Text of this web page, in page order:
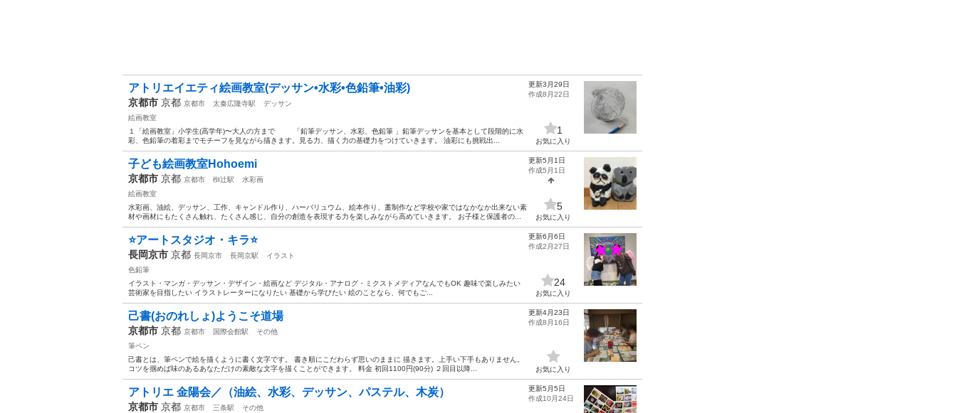
アトリエイエティ絵画教室(デッサン•水彩•色鉛筆•油彩)
京都市 京都 京都市 太秦広隆寺駅
デッサン
絵画教室
１「絵画教室」小学生(高学年)〜大人の方まで 「鉛筆デッサン、水彩、色鉛筆 」鉛筆デッサンを基本として段階的に水
彩、色鉛筆の着彩までモチーフを見ながら描きます。見る力、描く力の基礎力をつけていきます。 油彩にも挑戦出...
更新3月29日
作成8月22日
1
お気に入り
子ども絵画教室Hohoemi
京都市 京都 京都市 椥辻駅
水彩画
絵画教室
水彩画、油絵、デッサン、工作、キャンドル作り、ハーバリュウム、絵本作り、藁制作など学校や家ではなかなか出来ない素
材や画材にもたくさん触れ、たくさん感じ、自分の創造を表現する力を楽しみながら高めていきます。 お子様と保護者の...
更新5月1日
作成5月1日
5
お気に入り
⭐アートスタジオ・キラ⭐
長岡京市 京都 長岡京市 長岡京駅
イラスト
色鉛筆
イラスト・マンガ・デッサン・デザイン・絵画など デジタル・アナログ・ミクストメディアなんでもOK 趣味で楽しみたい
芸術家を目指したい イラストレーターになりたい 基礎から学びたい 絵のことなら、何でもご...
更新6月6日
作成2月27日
24
お気に入り
己書(おのれしょ)ようこそ道場
京都市 京都 京都市 国際会館駅
その他
筆ペン
己書とは、筆ペンで絵を描くように書く文字です。 書き順にこだわらず思いのままに 描きます。上手い下手もありません。
コツを掴めば味のあるあなただけの素敵な文字を描くことができます。 料金 初回1100円(90分) ２回目以降...
更新4月23日
作成8月16日
お気に入り
アトリエ 金陽会／（油絵、水彩、デッサン、パステル、木炭）
京都市 京都 京都市 三条駅
その他
更新5月5日
作成10月24日